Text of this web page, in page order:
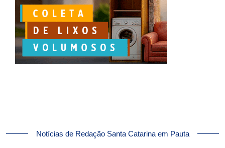
Notícias de Redação Santa Catarina em Pauta